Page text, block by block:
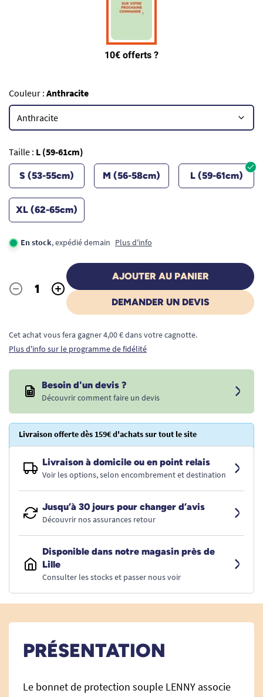
Couleur : Anthracite
Taille : L (59-61cm)
S (53-55cm) M (56-58cm) L (59-61cm)
XL (62-65cm)
En stock, expédié demain Plus d'info
Quantité
- +
AJOUTER AU PANIER
DEMANDER UN DEVIS
Cet achat vous fera gagner 4,00 € dans votre cagnotte.
Plus d'info sur le programme de fidélité
Besoin d'un devis ?
Découvrir comment faire un devis
Livraison offerte dès 159€ d'achats sur tout le site
Livraison à domicile ou en point relais
Voir les options, selon encombrement et destination
Jusqu’à 30 jours pour changer d’avis
Découvrir nos assurances retour
Disponible dans notre magasin près de
Lille
Consulter les stocks et passer nous voir
PRÉSENTATION
Le bonnet de protection souple LENNY associe